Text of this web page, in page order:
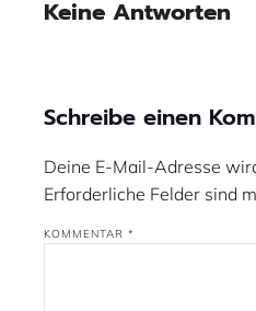
Keine Antworten
Schreibe einen
Deine E-Mail-Adresse
Erforderliche Felder sind
KOMMENTAR *